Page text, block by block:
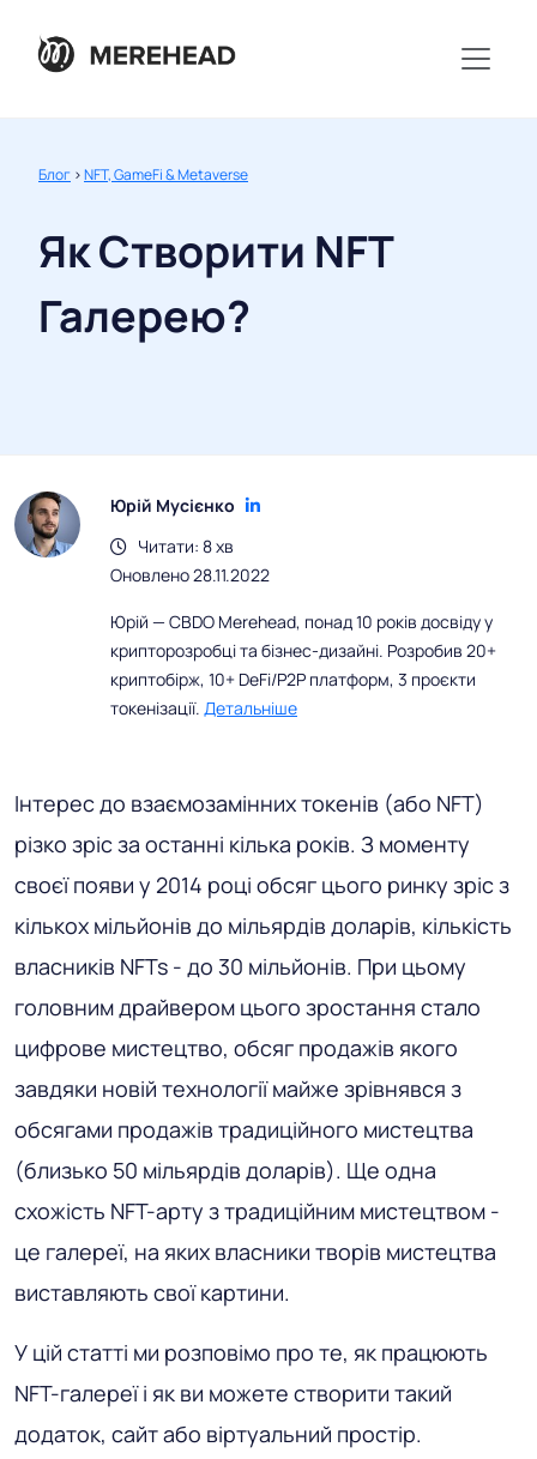
Блог >NFT, GameFi & Metaverse
Як Створити NFT
Галерею?
Юрій Мусієнко
Читати: 8 хв
Оновлено 28.11.2022
Юрій — CBDO Merehead, понад 10 років досвіду у
крипторозробці та бізнес-дизайні. Розробив 20+
криптобірж, 10+ DeFi/P2P платформ, 3 проєкти
токенізації. Детальніше
Інтерес до взаємозамінних токенів (або NFT)
різко зріс за останні кілька років. З моменту
своєї появи у 2014 році обсяг цього ринку зріс з
кількох мільйонів до мільярдів доларів, кількість
власників NFTs - до 30 мільйонів. При цьому
головним драйвером цього зростання стало
цифрове мистецтво, обсяг продажів якого
завдяки новій технології майже зрівнявся з
обсягами продажів традиційного мистецтва
(близько 50 мільярдів доларів). Ще одна
схожість NFT-арту з традиційним мистецтвом -
це галереї, на яких власники творів мистецтва
виставляють свої картини.
У цій статті ми розповімо про те, як працюють
NFT-галереї і як ви можете створити такий
додаток, сайт або віртуальний простір.